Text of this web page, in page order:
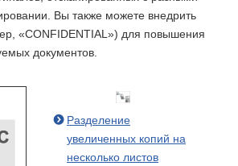
Вы также можете внедрить
«CONFIDENTIAL») для повышения
документов.
Разделение
увеличенных копий на
несколько листов